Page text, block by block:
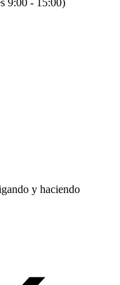
9:00 - 15:00)
y haciendo